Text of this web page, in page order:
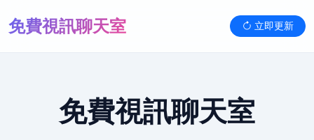
免費視訊聊天室 立即更新
免費視訊聊天室